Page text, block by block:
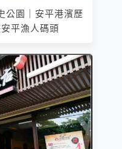
公園｜安平港濱歷
平漁人碼頭